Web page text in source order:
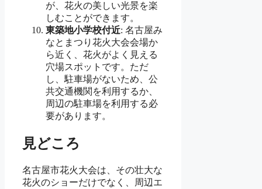
が、花火の美しい光景を楽
しむことができます。
東築地小学校付近: 名古屋み
なとまつり花火大会会場か
ら近く、花火がよく見える
穴場スポットです。ただ
し、駐車場がないため、公
共交通機関を利用するか、
周辺の駐車場を利用する必
要があります。
見どころ
名古屋市花火大会は、その壮大な
花火のショーだけでなく、周辺エ